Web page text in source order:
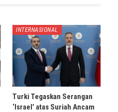
INTERNASIONAL
Turki Tegaskan Serangan
‘Israel’ atas Suriah Ancam